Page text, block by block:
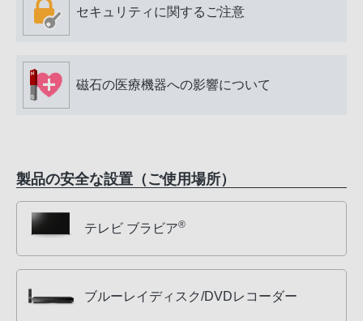
セキュリティに関するご注意
磁石の医療機器への影響について
製品の安全な設置（ご使用場所）
テレビ ブラビア®
ブルーレイディスク/DVDレコーダー